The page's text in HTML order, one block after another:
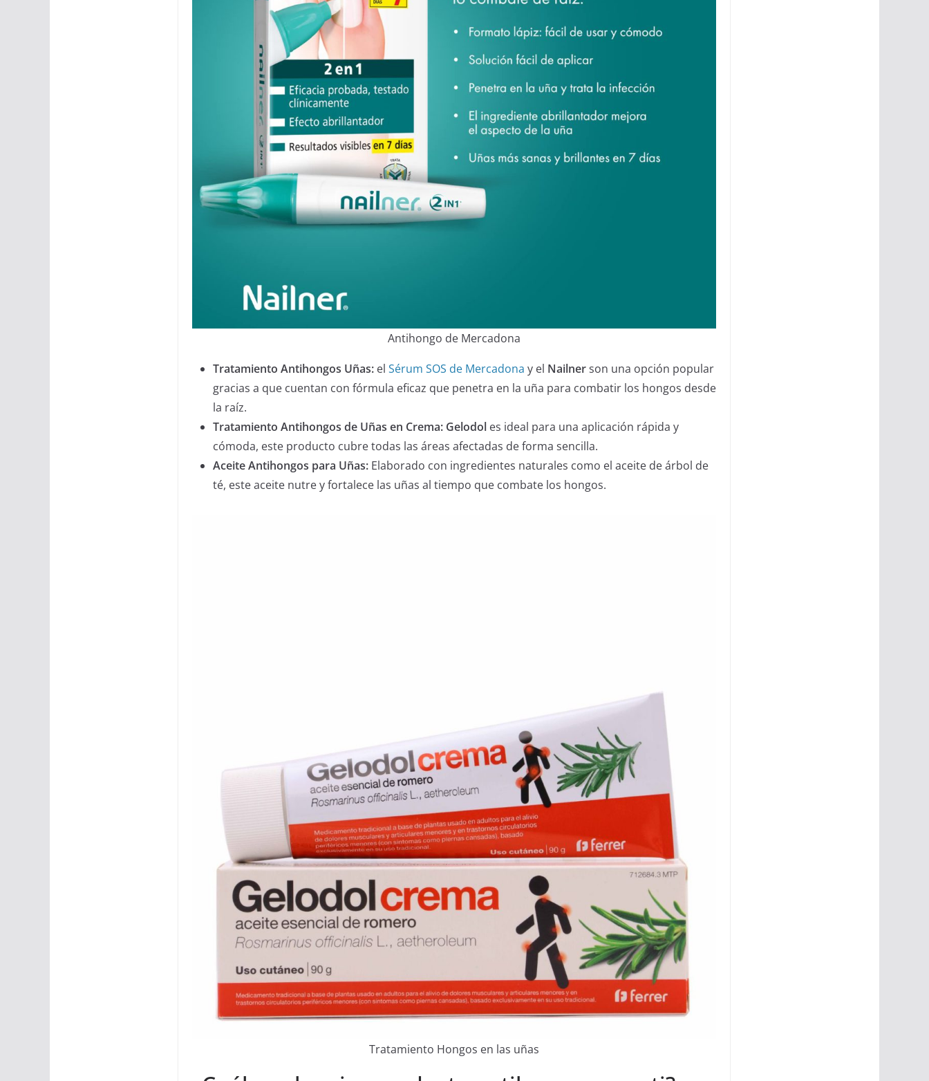
Antihongo de Mercadona
Tratamiento Antihongos Uñas: el Sérum SOS de Mercadona y el Nailnerson una opción popular
gracias a que cuentan con fórmula eficaz que penetra en la uña para combatir los hongos desde
la raíz.
Tratamiento Antihongos de Uñas en Crema: Gelodol es ideal para una aplicación rápida y
cómoda, este producto cubre todas las áreas afectadas de forma sencilla.
Aceite Antihongos para Uñas: Elaborado con ingredientes naturales como el aceite de árbol de
té, este aceite nutre y fortalece las uñas al tiempo que combate los hongos.
Tratamiento Hongos en las uñas